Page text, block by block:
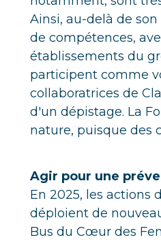
Ainsi, au-delà de
de compétences,
établissements du
participent comme
collaboratrices de
d'un dépistage. La
nature, puisque des
Agir pour une
En 2025, les actions
déploient de
Bus du Cœur des